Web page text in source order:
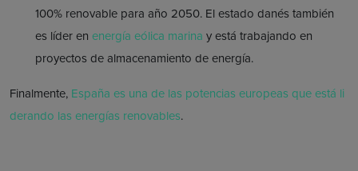
100% renovable para año 2050. El estado danés también
es líder en energía eólica marina y está trabajando en
proyectos de almacenamiento de energía.
Finalmente, España es una de las potencias europeas que está li
derando las energías renovables.